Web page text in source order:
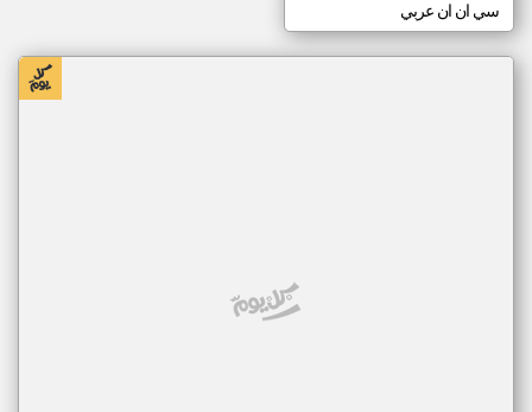
سي ان ان عربي